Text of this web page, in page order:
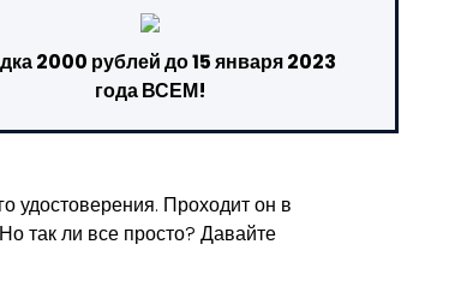
2000 рублей до 15 января 2023
года ВСЕМ!
удостоверения. Проходит он в
так ли все просто? Давайте